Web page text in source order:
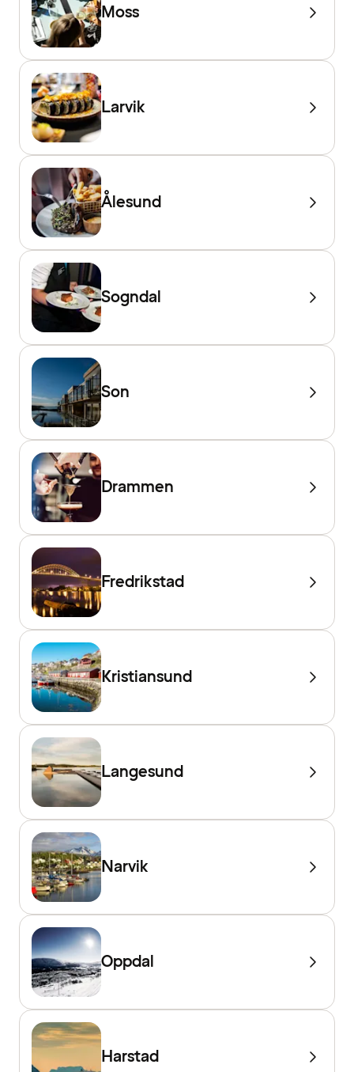
Moss
Larvik
Ålesund
Sogndal
Son
Drammen
Fredrikstad
Kristiansund
Langesund
Narvik
Oppdal
Harstad